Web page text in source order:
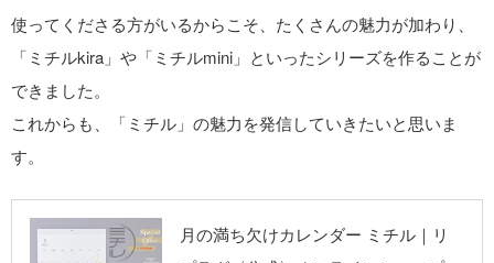
使ってくださる方がいるからこそ、たくさんの魅力が加わり、
「ミチルkira」や「ミチルmini」といったシリーズを作ることが
できました。
これからも、「ミチル」の魅力を発信していきたいと思いま
す。
リプラグ《公式》
月の満ち欠けカレンダー ミチル｜リ